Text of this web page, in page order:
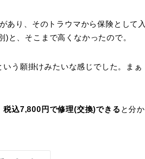
あり、そのトラウマから保険として入
と、そこまで高くなかったので。
う願掛けみたいな感じでした。まぁ
税込7,800円で修理(交換)できる と分か